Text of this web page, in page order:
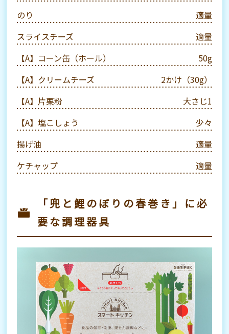
のり
適量
スライスチーズ
適量
【A】コーン缶（ホール）
50g
【A】クリームチーズ
2かけ（30g）
【A】片栗粉
大さじ1
【A】塩こしょう
少々
揚げ油
適量
ケチャップ
適量
「兜と鯉のぼりの春巻き」に必
要な調理器具